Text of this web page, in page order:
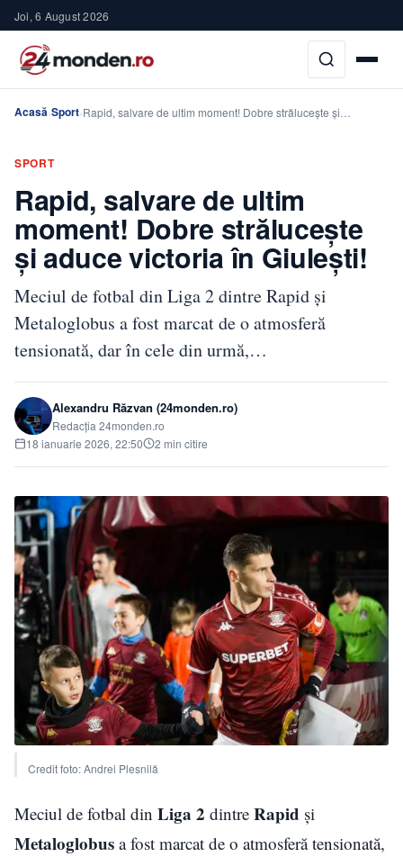
Joi, 6 August 2026
Acasă›Sport›Rapid, salvare de ultim moment! Dobre strălucește și…
SPORT
Rapid, salvare de ultim
moment! Dobre strălucește
și aduce victoria în Giulești!
Meciul de fotbal din Liga 2 dintre Rapid și
Metaloglobus a fost marcat de o atmosferă
tensionată, dar în cele din urmă,…
Alexandru Răzvan (24monden.ro)
Redacția 24monden.ro
18 ianuarie 2026, 22:50
2 min citire
Credit foto: Andrei Plesnilă
Meciul de fotbal din Liga 2 dintre Rapid și
Metaloglobus a fost marcat de o atmosferă tensionată,